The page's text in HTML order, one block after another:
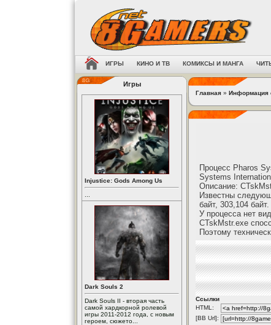
ИГРЫ КИНО И ТВ КОМИКСЫ И МАНГА
Игры
Injustice: Gods Among Us
Dark Souls 2
Dark Souls II - вторая часть
самой хардкорной ролевой
игры 2011-2012 года, с новым
героем, сюжето...
Главная » Информация
Процесс Pharos
Systems
Описание:
Известны
байт, 303,104 байт.
У процесса нет
CTskMstr.exe
Поэтому
Ссылки
HTML:
[BB Url]: